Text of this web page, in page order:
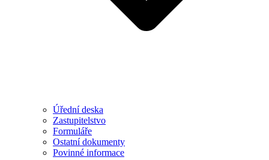
Úřední deska
Zastupitelstvo
Formuláře
Ostatní dokumenty
Povinné informace